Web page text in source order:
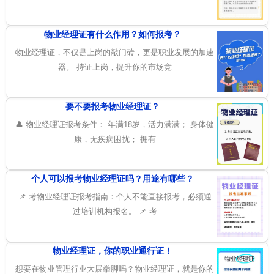
物业经理证有什么作用？如何报考？
物业经理证，不仅是上岗的敲门砖，更是职业发展的加速
器。 持证上岗，提升你的市场竞
要不要报考物业经理证？
👤 物业经理证报考条件： 年满18岁，活力满满； 身体健
康，无疾病困扰； 拥有
个人可以报考物业经理证吗？用途有哪些？
📌 考物业经理证报考指南：个人不能直接报考，必须通
过培训机构报名。 📌 考
物业经理证，你的职业通行证！
想要在物业管理行业大展拳脚吗？物业经理证，就是你的